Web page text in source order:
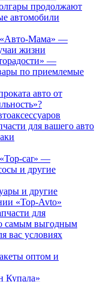
продолжают
автомобили
«Авто-Мама» —
жизни
—
по приемлемые
авто от
для вашего авто
car» —
и другие
и другие
«Top-Avto»
для
самым выгодным
вас условиях
оптом и
Купала»